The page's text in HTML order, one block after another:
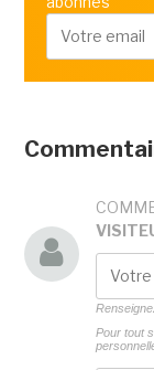
Pour tout